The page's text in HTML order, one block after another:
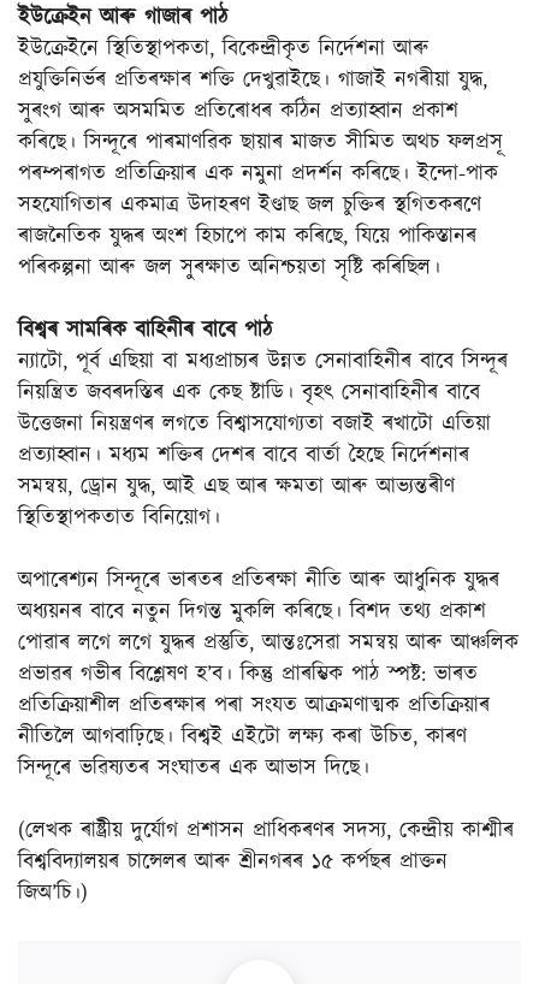
ইউক্ৰেইন আৰু গাজাৰ পাঠ
ইউক্ৰেইনে স্থিতিস্থাপকতা, বিকেন্দ্ৰীকৃত নিৰ্দেশনা আৰু
প্ৰযুক্তিনিৰ্ভৰ প্ৰতিৰক্ষাৰ শক্তি দেখুৱাইছে। গাজাই নগৰীয়া যুদ্ধ,
সুৰংগ আৰু অসমমিত প্ৰতিৰোধৰ কঠিন প্ৰত্যাহ্বান প্ৰকাশ
কৰিছে। সিন্দূৰে পাৰমাণৱিক ছায়াৰ মাজত সীমিত অথচ ফলপ্ৰসূ
পৰম্পৰাগত প্ৰতিক্ৰিয়াৰ এক নমুনা প্ৰদৰ্শন কৰিছে। ইন্দো-পাক
সহযোগিতাৰ একমাত্ৰ উদাহৰণ ইণ্ডাছ জল চুক্তিৰ স্থগিতকৰণে
ৰাজনৈতিক যুদ্ধৰ অংশ হিচাপে কাম কৰিছে, যিয়ে পাকিস্তানৰ
পৰিকল্পনা আৰু জল সুৰক্ষাত অনিশ্চয়তা সৃষ্টি কৰিছিল।
বিশ্বৰ সামৰিক বাহিনীৰ বাবে পাঠ
ন্যাটো, পূৰ্ব এছিয়া বা মধ্যপ্ৰাচ্যৰ উন্নত সেনাবাহিনীৰ বাবে সিন্দূৰ
নিয়ন্ত্ৰিত জবৰদস্তিৰ এক কেছ ষ্টাডি। বৃহৎ সেনাবাহিনীৰ বাবে
উত্তেজনা নিয়ন্ত্ৰণৰ লগতে বিশ্বাসযোগ্যতা বজাই ৰখাটো এতিয়া
প্ৰত্যাহ্বান। মধ্যম শক্তিৰ দেশৰ বাবে বাৰ্তা হৈছে নিৰ্দেশনাৰ
সমন্বয়, ড্ৰোন যুদ্ধ, আই এছ আৰ ক্ষমতা আৰু আভ্যন্তৰীণ
স্থিতিস্থাপকতাত বিনিয়োগ।
অপাৰেশ্যন সিন্দূৰে ভাৰতৰ প্ৰতিৰক্ষা নীতি আৰু আধুনিক যুদ্ধৰ
অধ্যয়নৰ বাবে নতুন দিগন্ত মুকলি কৰিছে। বিশদ তথ্য প্ৰকাশ
পোৱাৰ লগে লগে যুদ্ধৰ প্ৰস্তুতি, আন্তঃসেৱা সমন্বয় আৰু আঞ্চলিক
প্ৰভাৱৰ গভীৰ বিশ্লেষণ হ’ব। কিন্তু প্ৰাৰম্ভিক পাঠ স্পষ্ট: ভাৰত
প্ৰতিক্ৰিয়াশীল প্ৰতিৰক্ষাৰ পৰা সংযত আক্ৰমণাত্মক প্ৰতিক্ৰিয়াৰ
নীতিলৈ আগবাঢ়িছে। বিশ্বই এইটো লক্ষ্য কৰা উচিত, কাৰণ
সিন্দূৰে ভৱিষ্যতৰ সংঘাতৰ এক আভাস দিছে।
(লেখক ৰাষ্ট্ৰীয় দুৰ্যোগ প্ৰশাসন প্ৰাধিকৰণৰ সদস্য, কেন্দ্ৰীয় কাশ্মীৰ
বিশ্ববিদ্যালয়ৰ চান্সেলৰ আৰু শ্ৰীনগৰৰ ১৫ কৰ্পছৰ প্ৰাক্তন
জিঅ’চি।)